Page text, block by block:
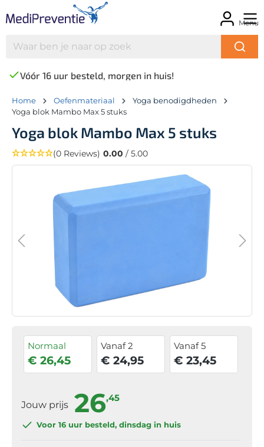
Menu
Vóór 16 uur besteld, morgen in huis!
Home Oefenmateriaal
Yoga benodigdheden
Yoga blok Mambo Max 5 stuks
Yoga blok Mambo Max 5 stuks
(0 Reviews) 0.00 / 5.00
Normaal
€ 26,45
Vanaf 2
€ 24,95
Vanaf 5
€ 23,45
Jouw prijs 26,45
Voor 16 uur besteld, dinsdag in huis